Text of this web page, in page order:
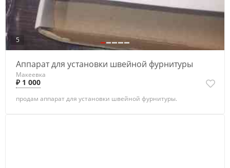
5
Аппарат для установки швейной фурнитуры
Макеевка
₽ 1 000
продам аппарат для установки швейной фурнитуры.